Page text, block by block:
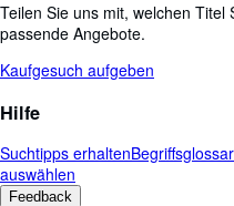
Teilen Sie uns mit, welchen
passende Angebote.
Kaufgesuch aufgeben
Hilfe
Suchtipps erhalten
auswählen
Feedback